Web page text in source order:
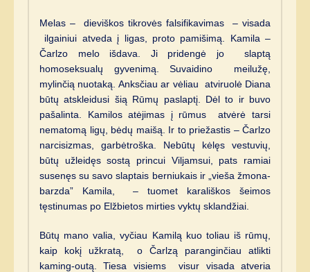
Melas – dieviškos tikrovės falsifikavimas – visada
ilgainiui atveda į ligas, proto pamišimą. Kamila –
Čarlzo melo išdava. Ji pridengė jo slaptą
homoseksualų gyvenimą. Suvaidino meilužę,
mylinčią nuotaką. Anksčiau ar vėliau atviruolė Diana
būtų atskleidusi šią Rūmų paslaptį. Dėl to ir buvo
pašalinta. Kamilos atėjimas į rūmus atvėrė tarsi
nematomą ligų, bėdų maišą. Ir to priežastis – Čarlzo
narcisizmas, garbėtroška. Nebūtų kėlęs vestuvių,
būtų užleidęs sostą princui Viljamsui, pats ramiai
susenęs su savo slaptais berniukais ir „vieša žmona-
barzda” Kamila, – tuomet karališkos šeimos
tęstinumas po Elžbietos mirties vyktų sklandžiai.
Būtų mano valia, vyčiau Kamilą kuo toliau iš rūmų,
kaip kokį užkratą, o Čarlzą paranginčiau atlikti
kaming-outą. Tiesa visiems visur visada atveria